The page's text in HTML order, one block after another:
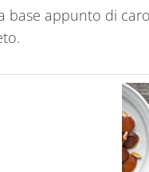
appunto di